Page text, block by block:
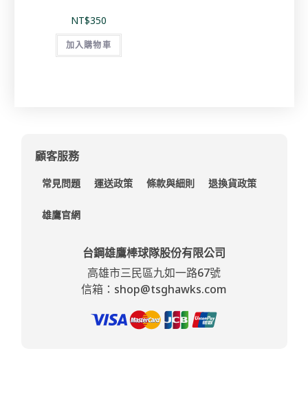
NT$350
加入購物車
顧客服務
常見問題 運送政策 條款與細則 退換貨政策
雄鷹官網
台鋼雄鷹棒球隊股份有限公司
高雄市三民區九如一路67號
信箱：shop@tsghawks.com